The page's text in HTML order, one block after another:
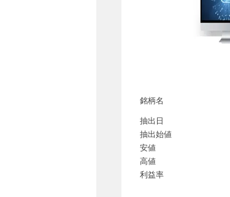
銘柄名
抽出日
抽出始値
安値
高値
利益率